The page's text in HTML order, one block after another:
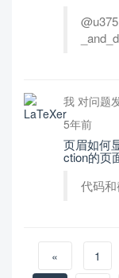
我 对问题
5年前
页眉如何
ction的页
代码和
« 1